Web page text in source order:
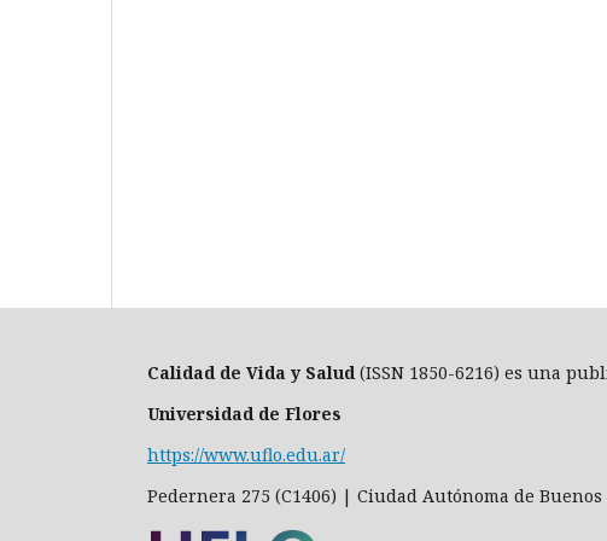
Calidad de Vida y Salud (ISSN 1850-6216) es una
Universidad de Flores
https://www.uflo.edu.ar/
Pedernera 275 (C1406) | Ciudad Autónoma de